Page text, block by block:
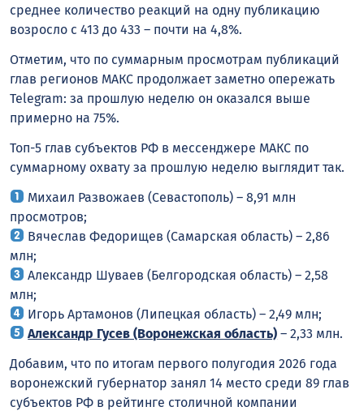
среднее количество реакций на одну публикацию
возросло с 413 до 433 – почти на 4,8%.
Отметим, что по суммарным просмотрам публикаций
глав регионов MАКС продолжает заметно опережать
Telegram: за прошлую неделю он оказался выше
примерно на 75%.
Топ-5 глав субъектов РФ в мессенджере MАКС по
суммарному охвату за прошлую неделю выглядит так.
Михаил Развожаев (Севастополь) – 8,91 млн
просмотров;
Вячеслав Федорищев (Самарская область) – 2,86
млн;
Александр Шуваев (Белгородская область) – 2,58
млн;
Игорь Артамонов (Липецкая область) – 2,49 млн;
Александр Гусев (Воронежская область) – 2,33 млн.
Добавим, что по итогам первого полугодия 2026 года
воронежский губернатор занял 14 место среди 89 глав
субъектов РФ в рейтинге столичной компании